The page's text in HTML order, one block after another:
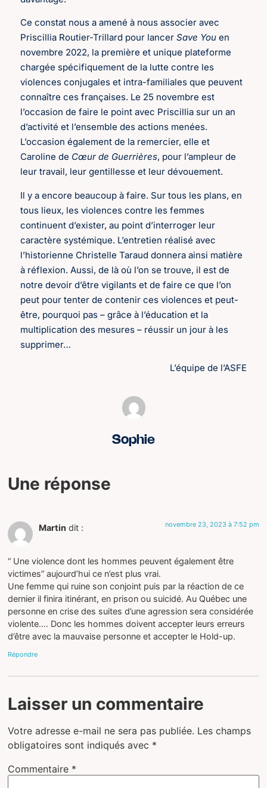
Ce constat nous a amené à nous associer avec
Priscillia Routier-Trillard pour lancerSave You en
novembre 2022, la première et unique plateforme
chargée spécifiquement de la lutte contre les
violences conjugales et intra-familiales que peuvent
connaître ces françaises. Le 25 novembre est
l’occasion de faire le point avec Priscillia sur un an
d’activité et l’ensemble des actions menées.
L’occasion également de la remercier, elle et
Caroline de Cœur de Guerrières, pour l’ampleur de
leur travail, leur gentillesse et leur dévouement.
Il y a encore beaucoup à faire. Sur tous les plans, en
tous lieux, les violences contre les femmes
continuent d’exister, au point d’interroger leur
caractère systémique. L’entretien réalisé avec
l’historienne Christelle Taraud donnera ainsi matière
à réflexion. Aussi, de là où l’on se trouve, il est de
notre devoir d’être vigilants et de faire ce que l’on
peut pour tenter de contenir ces violences et peut-
être, pourquoi pas – grâce à l’éducation et la
multiplication des mesures – réussir un jour à les
supprimer…
L’équipe de l’ASFE
Sophie
Une réponse
Martin dit : novembre 23, 2023 à 7:52 pm
“ Une violence dont les hommes peuvent également être
victimes” aujourd’hui ce n’est plus vrai.
Une femme qui ruine son conjoint puis par la réaction de ce
dernier il finira itinérant, en prison ou suicidé. Au Québec une
personne en crise des suites d’une agression sera considérée
violente…. Donc les hommes doivent accepter leurs erreurs
d’être avec la mauvaise personne et accepter le Hold-up.
Répondre
Laisser un commentaire
Votre adresse e-mail ne sera pas publiée. Les champs
obligatoires sont indiqués avec *
Commentaire *